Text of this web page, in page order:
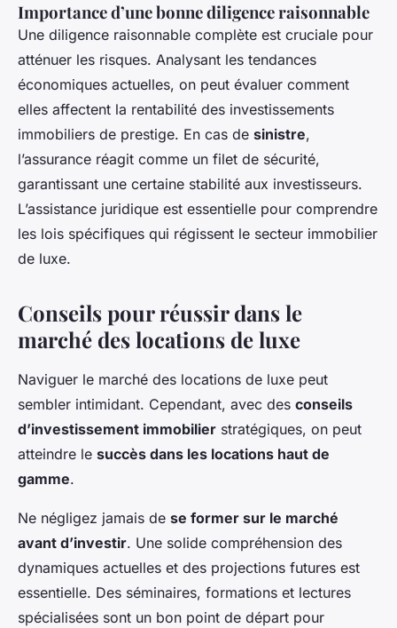
Importance d’une bonne diligence raisonnable
Une diligence raisonnable complète est cruciale pour
atténuer les risques. Analysant les tendances
économiques actuelles, on peut évaluer comment
elles affectent la rentabilité des investissements
immobiliers de prestige. En cas de sinistre,
l’assurance réagit comme un filet de sécurité,
garantissant une certaine stabilité aux investisseurs.
L’assistance juridique est essentielle pour comprendre
les lois spécifiques qui régissent le secteur immobilier
de luxe.
Conseils pour réussir dans le
marché des locations de luxe
Naviguer le marché des locations de luxe peut
sembler intimidant. Cependant, avec des conseils
d’investissement immobilier stratégiques, on peut
atteindre le succès dans les locations haut de
gamme.
Ne négligez jamais de se former sur le marché
avant d’investir. Une solide compréhension des
dynamiques actuelles et des projections futures est
essentielle. Des séminaires, formations et lectures
spécialisées sont un bon point de départ pour